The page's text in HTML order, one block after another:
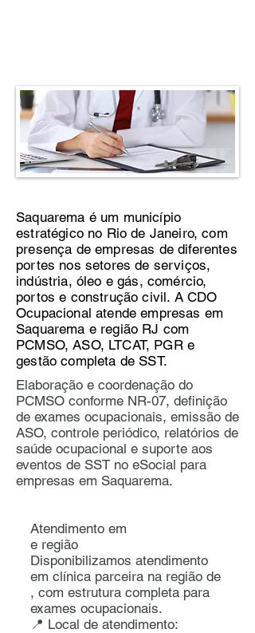
Saquarema é um município
estratégico no Rio de Janeiro, com
presença de empresas de diferentes
portes nos setores de serviços,
indústria, óleo e gás, comércio,
portos e construção civil. A CDO
Ocupacional atende empresas em
Saquarema e região RJ com
PCMSO, ASO, LTCAT, PGR e
gestão completa de SST.
Elaboração e coordenação do
PCMSO conforme NR-07, definição
de exames ocupacionais, emissão de
ASO, controle periódico, relatórios de
saúde ocupacional e suporte aos
eventos de SST no eSocial para
empresas em Saquarema.
Atendimento em
e região
Disponibilizamos atendimento
em clínica parceira na região de
, com estrutura completa para
exames ocupacionais.
📍 Local de atendimento: